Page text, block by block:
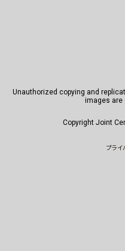
Unauthorized copying and
images are
Copyright Joint
プライ